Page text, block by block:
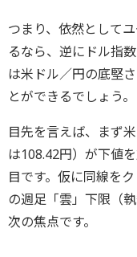
つまり、依然として
るなら、逆にドル指
は米ドル／円の底堅
とができるでしょう。
目先を言えば、まず
は108.42円）が下値
目です。仮に同線を
の週足「雲」下限（
次の焦点です。